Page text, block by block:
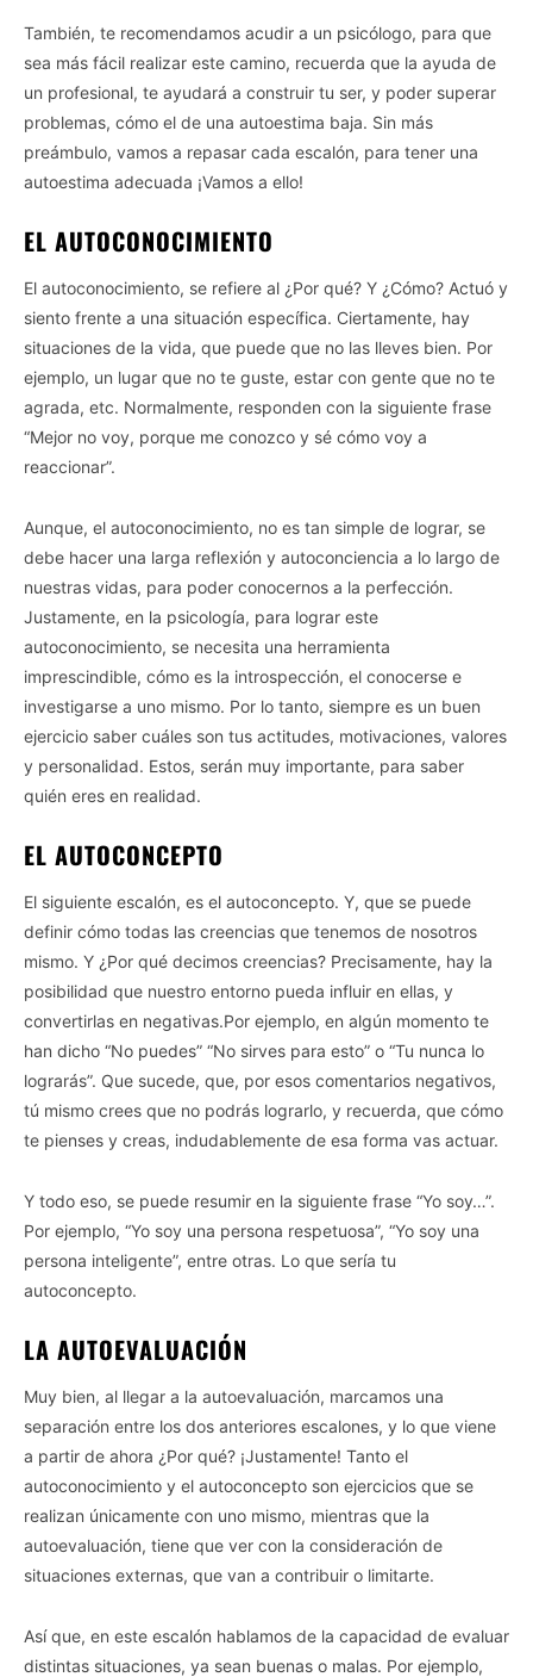
También, te recomendamos acudir a un psicólogo, para que
sea más fácil realizar este camino, recuerda que la ayuda de
un profesional, te ayudará a construir tu ser, y poder superar
problemas, cómo el de una autoestima baja. Sin más
preámbulo, vamos a repasar cada escalón, para tener una
autoestima adecuada ¡Vamos a ello!
EL AUTOCONOCIMIENTO
El autoconocimiento, se refiere al ¿Por qué? Y ¿Cómo? Actuó y
siento frente a una situación específica. Ciertamente, hay
situaciones de la vida, que puede que no las lleves bien. Por
ejemplo, un lugar que no te guste, estar con gente que no te
agrada, etc. Normalmente, responden con la siguiente frase
“Mejor no voy, porque me conozco y sé cómo voy a
reaccionar”.
Aunque, el autoconocimiento, no es tan simple de lograr, se
debe hacer una larga reflexión y autoconciencia a lo largo de
nuestras vidas, para poder conocernos a la perfección.
Justamente, en la psicología, para lograr este
autoconocimiento, se necesita una herramienta
imprescindible, cómo es la introspección, el conocerse e
investigarse a uno mismo. Por lo tanto, siempre es un buen
ejercicio saber cuáles son tus actitudes, motivaciones, valores
y personalidad. Estos, serán muy importante, para saber
quién eres en realidad.
EL AUTOCONCEPTO
El siguiente escalón, es el autoconcepto. Y, que se puede
definir cómo todas las creencias que tenemos de nosotros
mismo. Y ¿Por qué decimos creencias? Precisamente, hay la
posibilidad que nuestro entorno pueda influir en ellas, y
convertirlas en negativas.Por ejemplo, en algún momento te
han dicho “No puedes” “No sirves para esto” o “Tu nunca lo
lograrás”. Que sucede, que, por esos comentarios negativos,
tú mismo crees que no podrás lograrlo, y recuerda, que cómo
te pienses y creas, indudablemente de esa forma vas actuar.
Y todo eso, se puede resumir en la siguiente frase “Yo soy…”.
Por ejemplo, “Yo soy una persona respetuosa”, “Yo soy una
persona inteligente”, entre otras. Lo que sería tu
autoconcepto.
LA AUTOEVALUACIÓN
Muy bien, al llegar a la autoevaluación, marcamos una
separación entre los dos anteriores escalones, y lo que viene
a partir de ahora ¿Por qué? ¡Justamente! Tanto el
autoconocimiento y el autoconcepto son ejercicios que se
realizan únicamente con uno mismo, mientras que la
autoevaluación, tiene que ver con la consideración de
situaciones externas, que van a contribuir o limitarte.
Así que, en este escalón hablamos de la capacidad de evaluar
distintas situaciones, ya sean buenas o malas. Por ejemplo,